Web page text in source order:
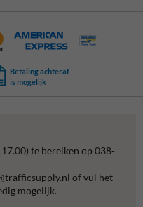
Betaling achteraf
is mogelijk
te bereiken op 038-
of vul het
mogelijk.